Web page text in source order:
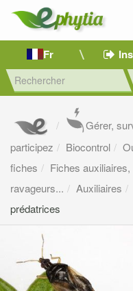
Fr
Gérer,
participez
Biocontrol
fiches
Fiches auxiliaires,
ravageurs...
Auxiliaires
prédatrices